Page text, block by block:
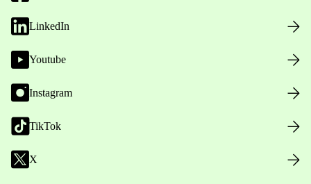
LinkedIn
Youtube
Instagram
TikTok
X